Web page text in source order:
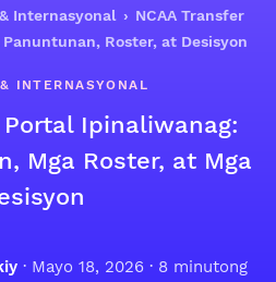
Internasyonal › NCAA Transfer
Roster, at Desisyon
INTERNASYONAL
Portal Ipinaliwanag:
Mga Roster, at Mga
· Mayo 18, 2026· 8 minutong